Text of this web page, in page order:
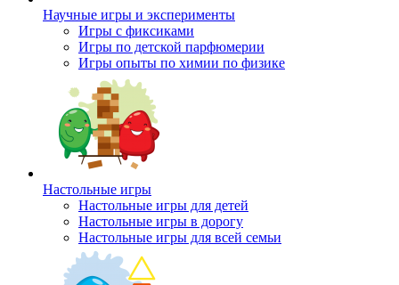
Научные игры и эксперименты
Игры с фиксиками
Игры по детской парфюмерии
Игры опыты по химии по физике
Настольные игры
Настольные игры для детей
Настольные игры в дорогу
Настольные игры для всей семьи